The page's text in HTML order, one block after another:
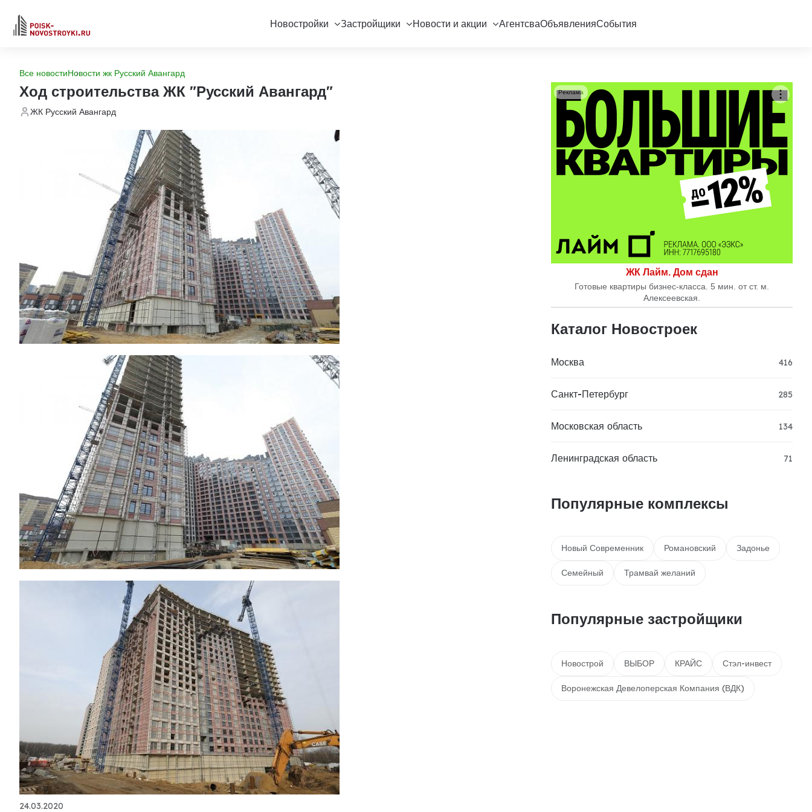
Новостройки Застройщики Новости и акции АгентсваОбъявленияСобытия
Все новостиНовости жк Русский Авангард
Ход строительства ЖК "Русский Авангард"
ЖК Русский Авангард
24.03.2020
ЖК Лайм. Дом сдан
Готовые квартиры бизнес-класса. 5 мин. от ст. м.
Алексеевская.
Реклама
Каталог Новостроек
Москва 416
Санкт-Петербург 285
Московская область 134
Ленинградская область 71
Популярные комплексы
Новый Современник Романовский Задонье
Семейный Трамвай желаний
Популярные застройщики
Новострой ВЫБОР КРАЙС Стэл-инвест
Воронежская Девелоперская Компания (ВДК)